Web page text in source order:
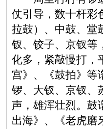
仗引导，数十杆彩
拉鼓）、中鼓、堂
钗、铰子、京钗等
化多，紧敲慢打，
宫》、《鼓拍》等
锣、大钗、京钗、
声，雄浑壮烈。鼓
出海》、《老虎